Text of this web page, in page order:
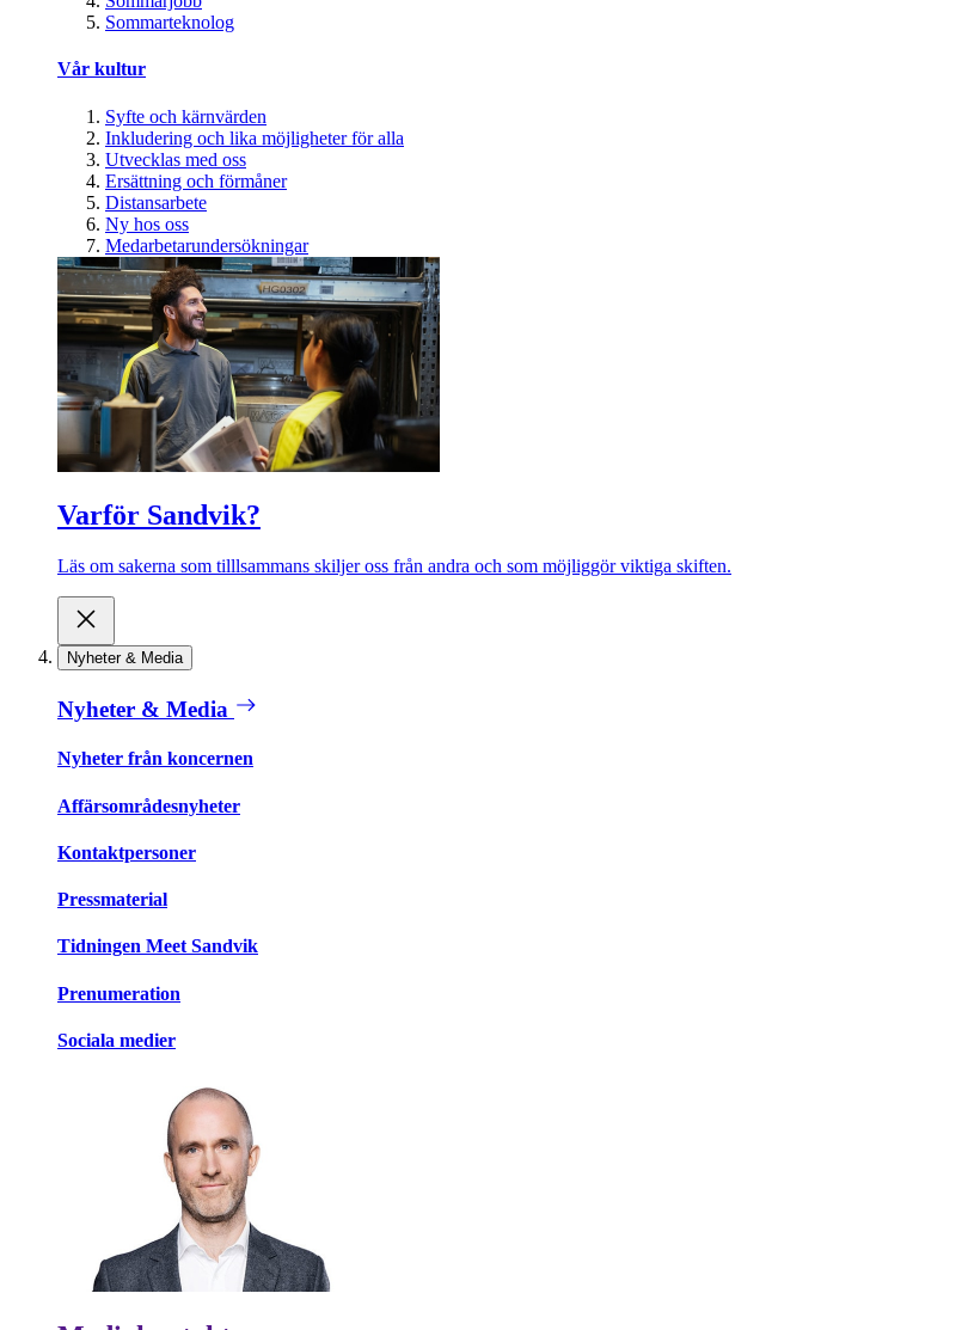
Sommarteknolog
Vår kultur
Syfte och kärnvärden
Inkludering och lika möjligheter för alla
Utvecklas med oss
Ersättning och förmåner
Distansarbete
Ny hos oss
Medarbetarundersökningar
Varför Sandvik?
Läs om sakerna som tilllsammans skiljer oss från andra och som möjliggör viktiga skiften.
Nyheter & Media
Nyheter & Media
Nyheter från koncernen
Affärsområdesnyheter
Kontaktpersoner
Pressmaterial
Tidningen Meet Sandvik
Prenumeration
Sociala medier